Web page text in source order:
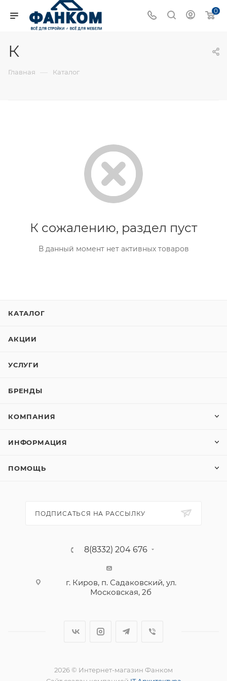
0
К
Главная — Каталог
К сожалению, раздел пуст
В данный момент нет активных товаров
КАТАЛОГ
АКЦИИ
УСЛУГИ
БРЕНДЫ
КОМПАНИЯ
ИНФОРМАЦИЯ
ПОМОЩЬ
ПОДПИСАТЬСЯ НА РАССЫЛКУ
8(8332) 204 676
г. Киров, п. Садаковский, ул.
Московская, 2б
2026 © Интернет-магазин Фанком